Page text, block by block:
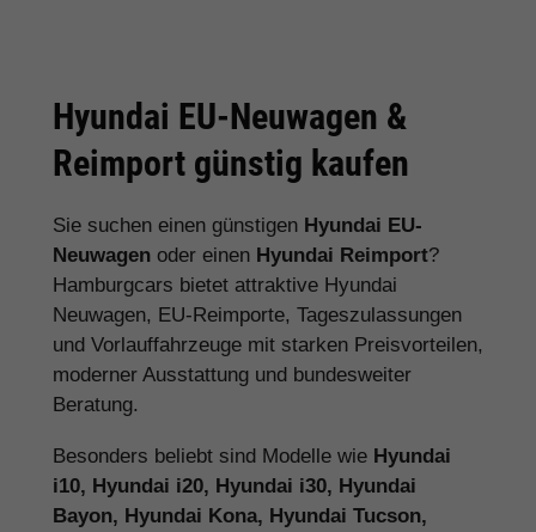
Hyundai EU-Neuwagen &
Reimport günstig kaufen
Sie suchen einen günstigen Hyundai EU-
Neuwagen oder einen Hyundai Reimport?
Hamburgcars bietet attraktive Hyundai
Neuwagen, EU-Reimporte, Tageszulassungen
und Vorlauffahrzeuge mit starken Preisvorteilen,
moderner Ausstattung und bundesweiter
Beratung.
Besonders beliebt sind Modelle wie Hyundai
i10, Hyundai i20, Hyundai i30, Hyundai
Bayon, Hyundai Kona, Hyundai Tucson,